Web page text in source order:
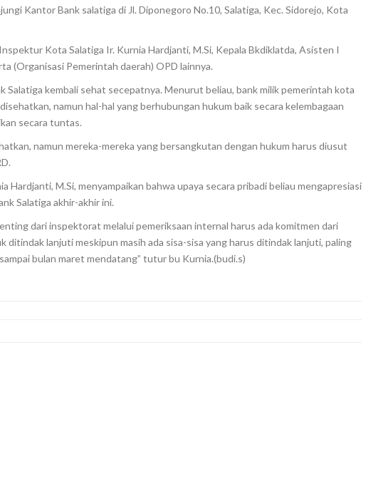
Kantor Bank salatiga di Jl. Diponegoro No.10, Salatiga, Kec. Sidorejo, Kota
Kota Salatiga Ir. Kurnia Hardjanti, M.Si, Kepala Bkdiklatda, Asisten I
(Organisasi Pemerintah daerah) OPD lainnya.
Salatiga kembali sehat secepatnya. Menurut beliau, bank milik pemerintah kota
namun hal-hal yang berhubungan hukum baik secara kelembagaan
secara tuntas.
namun mereka-mereka yang bersangkutan dengan hukum harus diusut
Hardjanti, M.Si, menyampaikan bahwa upaya secara pribadi beliau mengapresiasi
Salatiga akhir-akhir ini.
dari inspektorat melalui pemeriksaan internal harus ada komitmen dari
ditindak lanjuti meskipun masih ada sisa-sisa yang harus ditindak lanjuti, paling
bulan maret mendatang” tutur bu Kurnia.(budi.s)